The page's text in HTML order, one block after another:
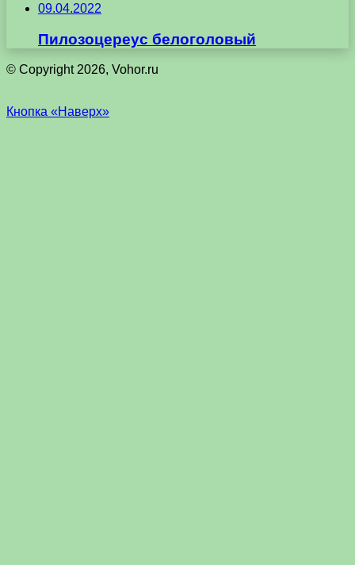
09.04.2022
Пилозоцереус белоголовый
© Copyright 2026, Vohor.ru
Кнопка «Наверх»